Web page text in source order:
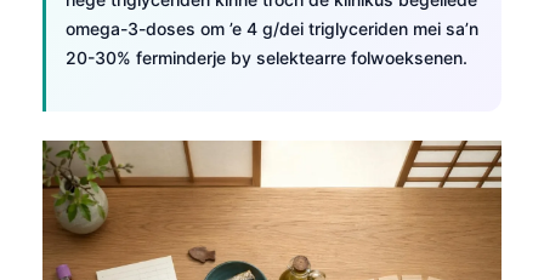
omega-3-doses om ’e 4 g/dei triglyceriden mei sa’n
20-30% ferminderje by selektearre folwoeksenen.
Eesti
日本語
Čeština
ქართული
Lietuvių kalba
Polski